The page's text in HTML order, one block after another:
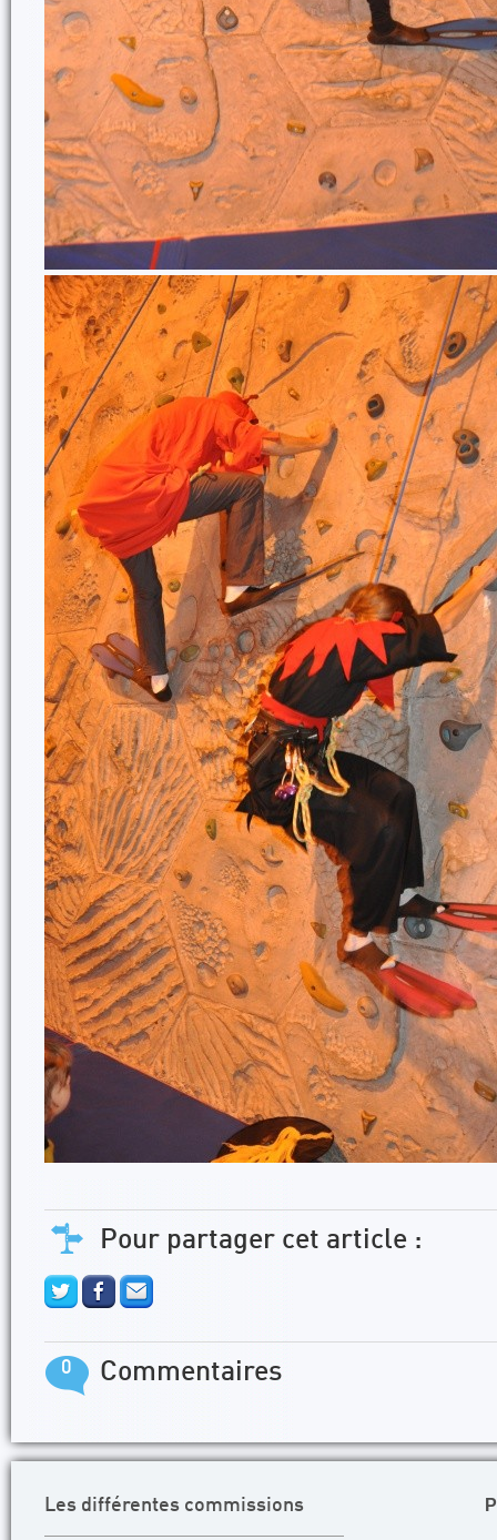
Pour partager cet article :
0 Commentaires
Les différentes commissions